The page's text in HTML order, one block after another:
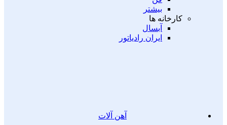
بیشتر
کارخانه ها
آبسال
ایران رادیاتور
آهن آلات